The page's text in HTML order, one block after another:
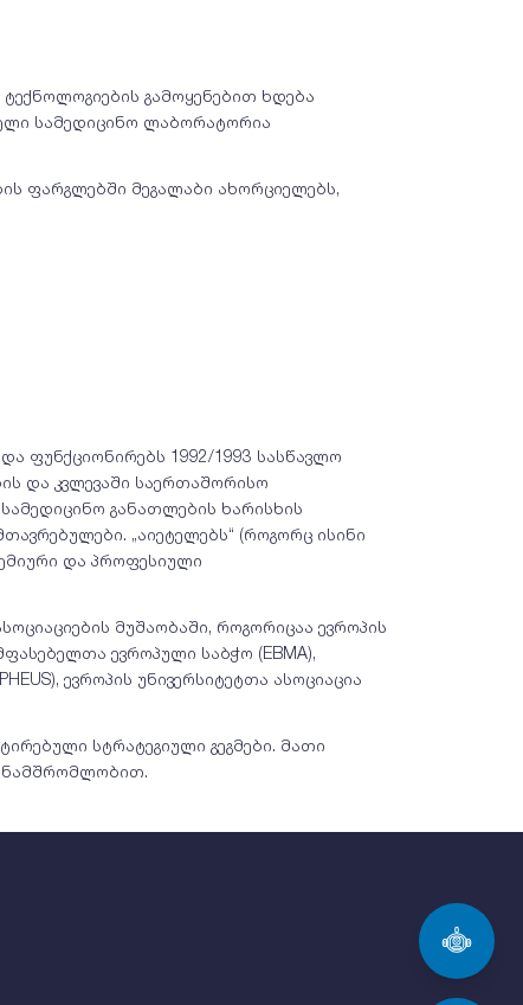
გამოყენებით ხდება
სამედიცინო ლაბორატორია
ფარგლებში მეგალაბი ახორციელებს,
ფუნქციონირებს 1992/1993 სასწავლო
და კვლევაში საერთაშორისო
განათლების ხარისხის
„აიეტელებს“ (როგორც ისინი
და პროფესიული
მუშაობაში, როგორიცაა ევროპის
ევროპული საბჭო (EBMA),
ევროპის უნივერსიტეტთა ასოციაცია
სტრატეგიული გეგმები. მათი